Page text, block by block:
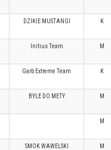
DZIKIE MUSTANGI K
Initius Team M
Garb Extreme Team K
BYLE DO METY M
M
SMOK WAWELSKI M